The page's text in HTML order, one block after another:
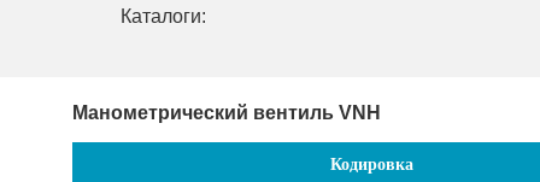
Каталоги:
Манометрический вентиль VNH
Кодировка